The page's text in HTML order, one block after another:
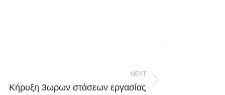
NEXT
Κήρυξη 3ωρων στάσεων εργασίας